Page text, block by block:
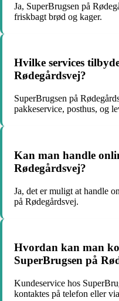
Ja, SuperBrugsen på
friskbagt brød og kager.
Hvilke services
Rødegårdsvej?
SuperBrugsen på
pakkeservice, posthus, og
Kan man handle
Rødegårdsvej?
Ja, det er muligt at handle
på Rødegårdsvej.
Hvordan kan man
SuperBrugsen på
Kundeservice hos
kontaktes på telefon eller